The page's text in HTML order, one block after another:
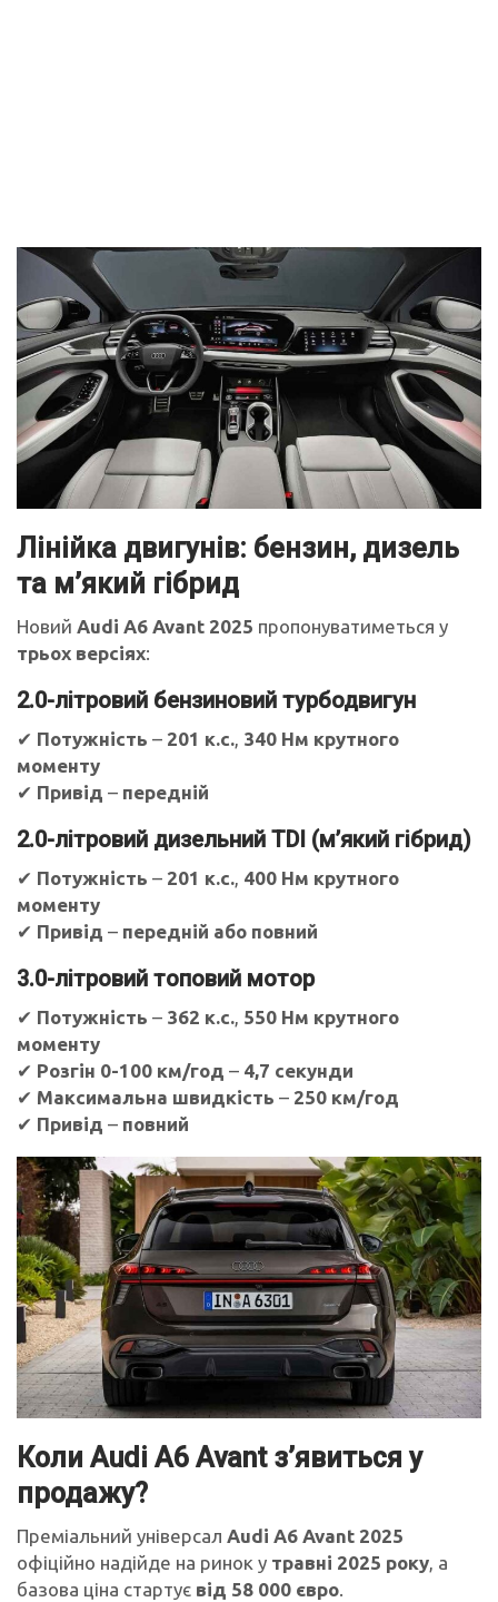
Лінійка двигунів: бензин, дизель
та м’який гібрид
Новий Audi A6 Avant 2025 пропонуватиметься у
трьох версіях:
2.0-літровий бензиновий турбодвигун
✔ Потужність – 201 к.с., 340 Нм крутного
моменту
✔ Привід – передній
2.0-літровий дизельний TDI (м’який гібрид)
✔ Потужність – 201 к.с., 400 Нм крутного
моменту
✔ Привід – передній або повний
3.0-літровий топовий мотор
✔ Потужність – 362 к.с., 550 Нм крутного
моменту
✔ Розгін 0-100 км/год – 4,7 секунди
✔ Максимальна швидкість – 250 км/год
✔ Привід – повний
Коли Audi A6 Avant з’явиться у
продажу?
Преміальний універсал Audi A6 Avant 2025
офіційно надійде на ринок у травні 2025 року, а
базова ціна стартує від 58 000 євро.